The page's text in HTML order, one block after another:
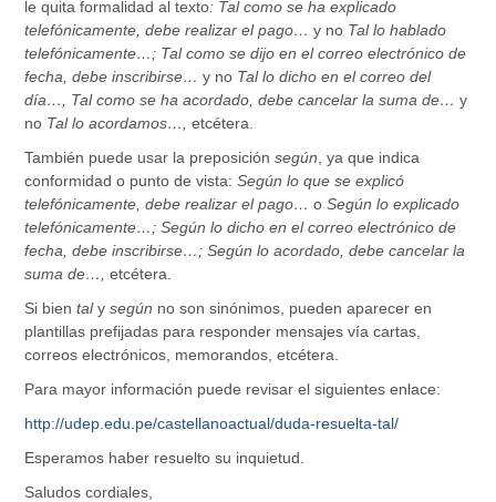
le quita formalidad al texto: Tal como se ha explicado
telefónicamente, debe realizar el pago…y no Tal lo hablado
telefónicamente…; Tal como se dijo en el correo electrónico de
fecha, debe inscribirse…y no Tal lo dicho en el correo del
día…, Tal como se ha acordado, debe cancelar la suma de…y
no Tal lo acordamos…,
etcétera.
También puede usar la preposiciónsegún , ya que indica
conformidad o punto de vista:Según lo que se explicó
telefónicamente, debe realizar el pago…o Según lo explicado
telefónicamente…; Según lo dicho en el correo electrónico de
fecha, debe inscribirse…; Según lo acordado, debe cancelar la
suma de…,
etcétera.
Si bientalysegún no son sinónimos, pueden aparecer en
plantillas prefijadas para responder mensajes vía cartas,
correos electrónicos, memorandos, etcétera.
Para mayor información puede revisar el siguientes enlace:
http://udep.edu.pe/castellanoactual/duda-resuelta-tal/
Esperamos haber resuelto su inquietud.
Saludos cordiales,